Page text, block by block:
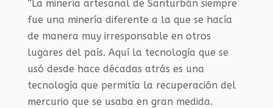
“La minería artesanal de Santurbán siempre
fue una minería diferente a la que se hacía
de manera muy irresponsable en otros
lugares del país. Aquí la tecnología que se
usó desde hace décadas atrás es una
tecnología que permitía la recuperación del
mercurio que se usaba en gran medida.